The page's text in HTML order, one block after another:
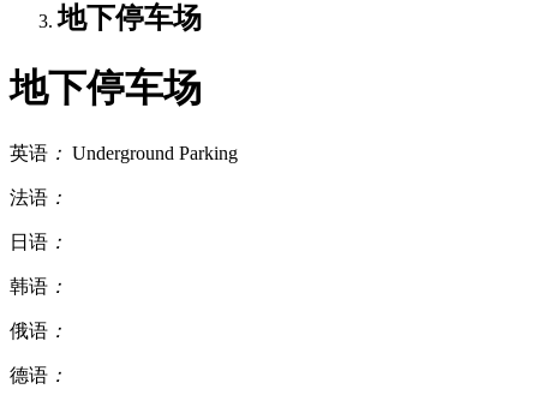
地下停车场
地下停车场
英语 ： Underground Parking
法语 ：
日语 ：
韩语 ：
俄语 ：
德语 ：